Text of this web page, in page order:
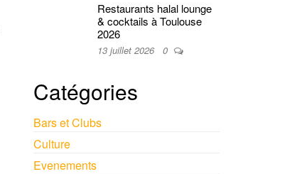
Restaurants halal lounge
& cocktails à Toulouse
2026
13 juillet 2026 0
Catégories
Bars et Clubs
Culture
Evenements